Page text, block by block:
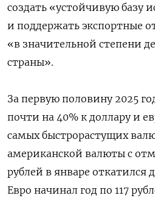
создать «устойчивую базу
и поддержать экспортные
«в значительной степени
страны».
За первую половину 2025
почти на 40% к доллару и
самых быстрорастущих
американской валюты c
рублей в январе откатился
Евро начинал год по 117